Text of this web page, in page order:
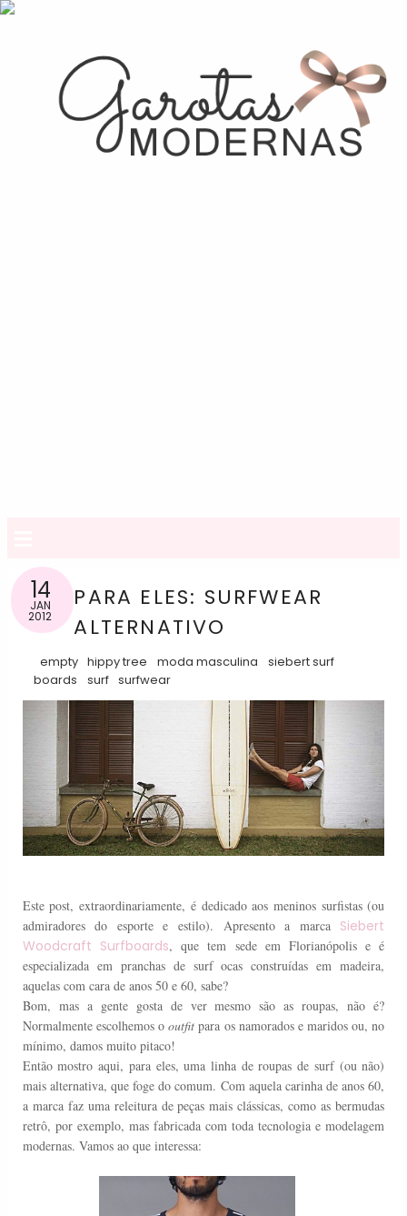
14
JAN
2012
PARA ELES: SURFWEAR
ALTERNATIVO
empty hippy tree moda masculina
siebert surf
boards
surf surfwear
Este post, extraordinariamente, é dedicado aos meninos surfistas (ou
admiradores do esporte e estilo). Apresento a marca Siebert
Woodcraft Surfboards, que tem sede em Florianópolis e é
especializada em pranchas de surf ocas construídas em madeira,
aquelas com cara de anos 50 e 60, sabe?
Bom, mas a gente gosta de ver mesmo são as roupas, não é?
Normalmente escolhemos ooutfit para os namorados e maridos ou, no
mínimo, damos muito pitaco!
Então mostro aqui, para eles, uma linha de roupas de surf (ou não)
mais alternativa, que foge do comum. Com aquela carinha de anos 60,
a marca faz uma releitura de peças mais clássicas, como as bermudas
retrô, por exemplo, mas fabricada com toda tecnologia e modelagem
modernas. Vamos ao que interessa: